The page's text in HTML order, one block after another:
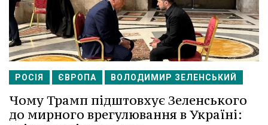
РОСІЯ ЄВРОПА ВОЛОДИМИР ЗЕЛЕНСЬКИЙ
Чому Трамп підштовхує Зеленського
до мирного врегулювання в Україні: